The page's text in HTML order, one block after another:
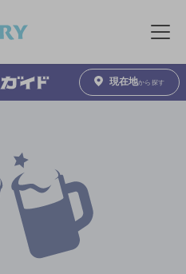
メニュ
現在地から探す